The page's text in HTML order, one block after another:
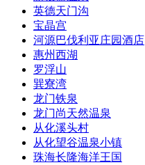
英德天门沟
宝晶宫
河源巴伐利亚庄园酒店
惠州西湖
罗浮山
巽寮湾
龙门铁泉
龙门尚天然温泉
从化溪头村
从化望谷温泉小镇
珠海长隆海洋王国